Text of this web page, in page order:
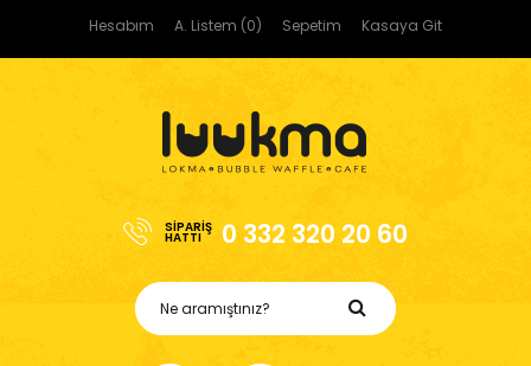
Hesabım A. Listem (0) Sepetim Kasaya Git
SIPARIŞ
HATTI 0 332 320 20 60